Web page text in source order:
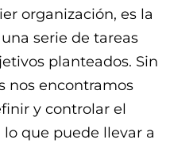
organización, es la
serie de tareas
planteados. Sin
nos encontramos
y controlar el
que puede llevar a